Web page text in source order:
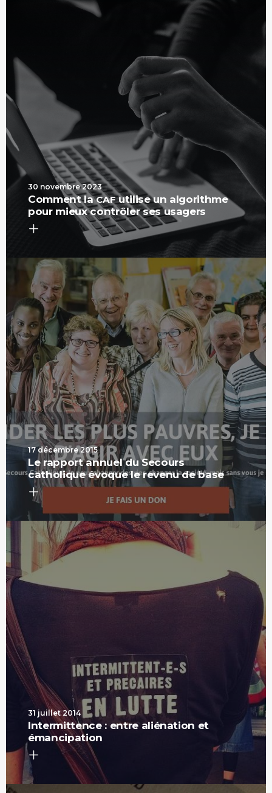
30 novembre 2023
Comment laCAFutilise un algorithme
pour mieux contrôler ses usagers
17 décembre 2015
Le rapport annuel du Secours
catholique évoque le revenu de base
31 juillet 2014
Intermittence : entre aliénation et
émancipation